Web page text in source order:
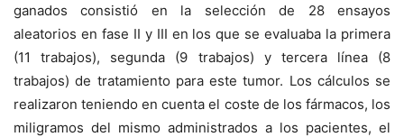
ganados consistió en la selección de 28 ensayos
aleatorios en fase II y III en los que se evaluaba la primera
(11 trabajos), segunda (9 trabajos) y tercera línea (8
trabajos) de tratamiento para este tumor. Los cálculos se
realizaron teniendo en cuenta el coste de los fármacos, los
miligramos del mismo administrados a los pacientes, el